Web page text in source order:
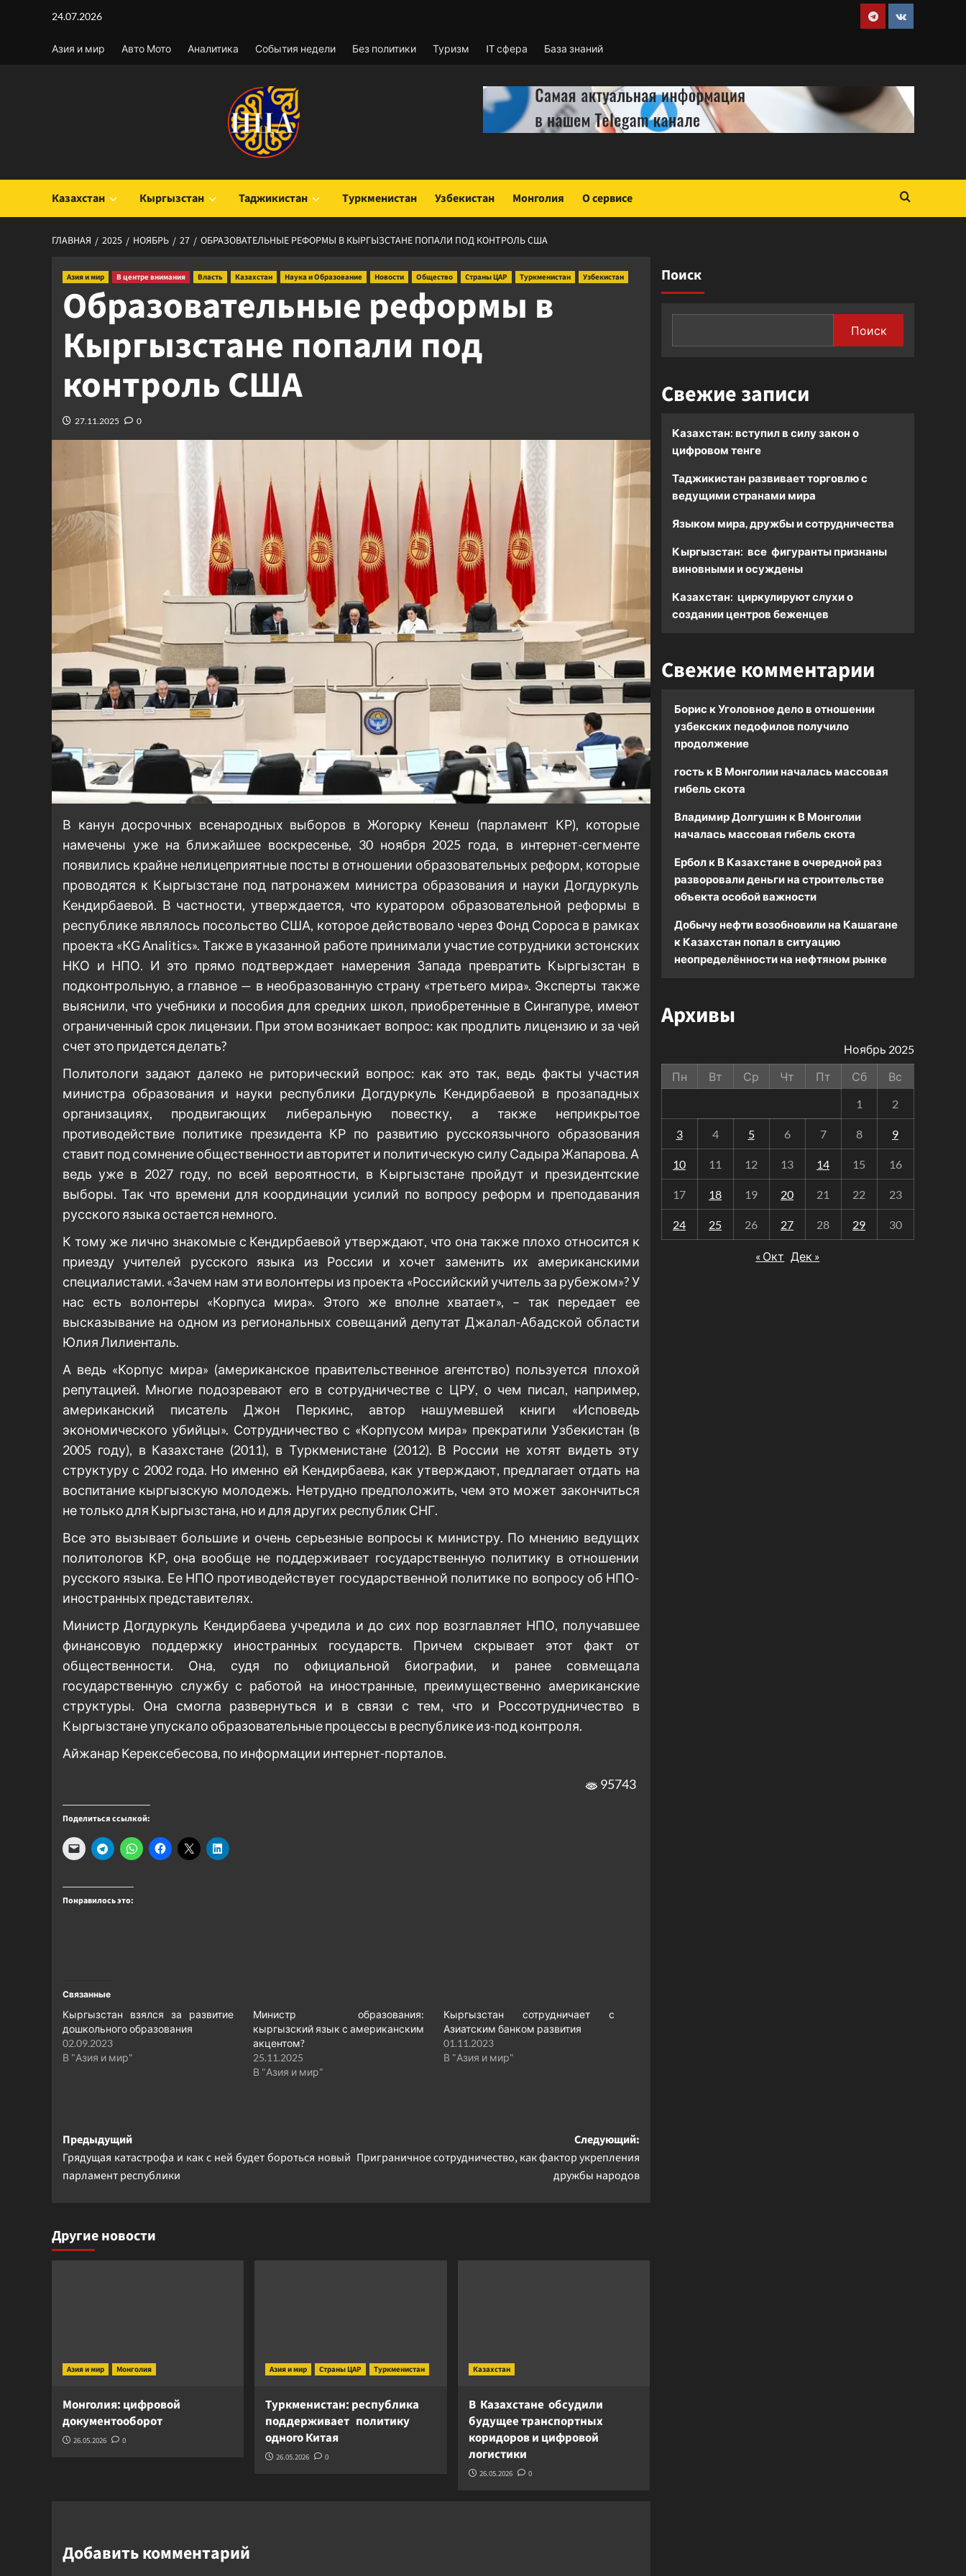
содержимому
24.07.2026
Азия и мир Авто Мото Аналитика События недели Без политики Туризм IT сфера База знаний
Telegram
VK
Казахстан Кыргызстан Таджикистан Туркменистан Узбекистан Монголия О сервисе
ГЛАВНАЯ 2025 НОЯБРЬ 27 ОБРАЗОВАТЕЛЬНЫЕ РЕФОРМЫ В КЫРГЫЗСТАНЕ ПОПАЛИ ПОД КОНТРОЛЬ США
Азия и мир В центре внимания Власть Казахстан Наука и Образование Новости Общество Страны ЦАР Туркменистан Узбекистан
Образовательные реформы в
Кыргызстане попали под
контроль США
27.11.2025 0
В канун досрочных всенародных выборов в Жогорку Кенеш (парламент КР), которые
намечены уже на ближайшее воскресенье, 30 ноября 2025 года, в интернет-сегменте
появились крайне нелицеприятные посты в отношении образовательных реформ, которые
проводятся к Кыргызстане под патронажем министра образования и науки Догдуркуль
Кендирбаевой. В частности, утверждается, что куратором образовательной реформы в
республике являлось посольство США, которое действовало через Фонд Сороса в рамках
проекта «KG Analitics». Также в указанной работе принимали участие сотрудники эстонских
НКО и НПО. И это прямо подтверждает намерения Запада превратить Кыргызстан в
подконтрольную, а главное — в необразованную страну «третьего мира». Эксперты также
выяснили, что учебники и пособия для средних школ, приобретенные в Сингапуре, имеют
ограниченный срок лицензии. При этом возникает вопрос: как продлить лицензию и за чей
счет это придется делать?
Политологи задают далеко не риторический вопрос: как это так, ведь факты участия
министра образования и науки республики Догдуркуль Кендирбаевой в прозападных
организациях, продвигающих либеральную повестку, а также неприкрытое
противодействие политике президента КР по развитию русскоязычного образования
ставит под сомнение общественности авторитет и политическую силу Садыра Жапарова. А
ведь уже в 2027 году, по всей вероятности, в Кыргызстане пройдут и президентские
выборы. Так что времени для координации усилий по вопросу реформ и преподавания
русского языка остается немного.
К тому же лично знакомые с Кендирбаевой утверждают, что она также плохо относится к
приезду учителей русского языка из России и хочет заменить их американскими
специалистами. «Зачем нам эти волонтеры из проекта «Российский учитель за рубежом»? У
нас есть волонтеры «Корпуса мира». Этого же вполне хватает», – так передает ее
высказывание на одном из региональных совещаний депутат Джалал-Абадской области
Юлия Лилиенталь.
А ведь «Корпус мира» (американское правительственное агентство) пользуется плохой
репутацией. Многие подозревают его в сотрудничестве с ЦРУ, о чем писал, например,
американский писатель Джон Перкинс, автор нашумевшей книги «Исповедь
экономического убийцы». Сотрудничество с «Корпусом мира» прекратили Узбекистан (в
2005 году), в Казахстане (2011), в Туркменистане (2012). В России не хотят видеть эту
структуру с 2002 года. Но именно ей Кендирбаева, как утверждают, предлагает отдать на
воспитание кыргызскую молодежь. Нетрудно предположить, чем это может закончиться
не только для Кыргызстана, но и для других республик СНГ.
Все это вызывает большие и очень серьезные вопросы к министру. По мнению ведущих
политологов КР, она вообще не поддерживает государственную политику в отношении
русского языка. Ее НПО противодействует государственной политике по вопросу об НПО-
иностранных представителях.
Министр Догдуркуль Кендирбаева учредила и до сих пор возглавляет НПО, получавшее
финансовую поддержку иностранных государств. Причем скрывает этот факт от
общественности. Она, судя по официальной биографии, и ранее совмещала
государственную службу с работой на иностранные, преимущественно американские
структуры. Она смогла развернуться и в связи с тем, что и Россотрудничество в
Кыргызстане упускало образовательные процессы в республике из-под контроля.
Айжанар Керексебесова, по информации интернет-порталов.
95743
Поделиться ссылкой:
Понравилось это:
Связанные
Кыргызстан взялся за развитие
дошкольного образования
02.09.2023
В "Азия и мир"
Министр образования:
кыргызский язык с американским
акцентом?
25.11.2025
В "Азия и мир"
Кыргызстан сотрудничает с
Азиатским банком развития
01.11.2023
В "Азия и мир"
Навигация
записи
Предыдущий
Грядущая катастрофа и как с ней будет бороться новый
парламент республики
Следующий:
Приграничное сотрудничество, как фактор укрепления
дружбы народов
Другие новости
Азия и мир Монголия
Монголия: цифровой
документооборот
26.05.2026 0
Азия и мир Страны ЦАР Туркменистан
Туркменистан: республика
поддерживает политику
одного Китая
26.05.2026 0
Казахстан
В Казахстане обсудили
будущее транспортных
коридоров и цифровой
логистики
26.05.2026 0
Добавить комментарий
Поиск
Поиск
Свежие записи
Казахстан: вступил в силу закон о
цифровом тенге
Таджикистан развивает торговлю с
ведущими странами мира
Языком мира, дружбы и сотрудничества
Кыргызстан: все фигуранты признаны
виновными и осуждены
Казахстан: циркулируют слухи о
создании центров беженцев
Свежие комментарии
БорискУголовное дело в отношении
узбекских педофилов получило
продолжение
гостьк В Монголии началась массовая
гибель скота
Владимир Долгушин к В Монголии
началась массовая гибель скота
Ерболк В Казахстане в очередной раз
разворовали деньги на строительстве
объекта особой важности
Добычу нефти возобновили на Кашагане
к Казахстан попал в ситуацию
неопределённости на нефтяном рынке
Архивы
Ноябрь 2025
Пн
Вт Ср Чт Пт Сб
Вс
1
2
3 4 5 6 7 8 9
10 11 12 13 14 15 16
17 18 19 20 21 22 23
24 25 26 27 28 29 30
« Окт Дек »